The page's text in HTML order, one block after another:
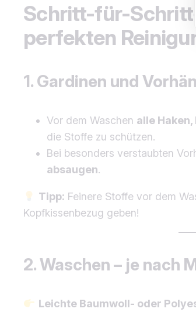
Schritt-für-
perfekten
1. Gardinen und
Vor dem Waschen alle
die Stoffe zu schützen.
Bei besonders verstaubten
absaugen.
Tipp: Feinere Stoffe vor dem
Kopfkissenbezug geben!
2. Waschen – je nach
Leichte Baumwoll- oder